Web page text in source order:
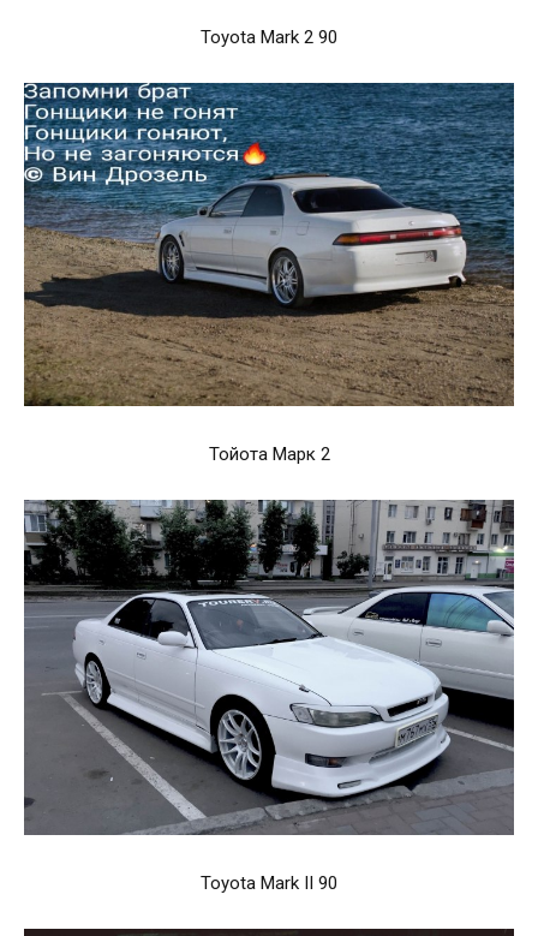
Toyota Mark 2 90
Тойота Марк 2
Toyota Mark II 90